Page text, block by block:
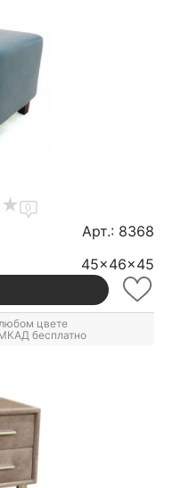
0
Арт.: 8368
45x46x45
цвете
бесплатно